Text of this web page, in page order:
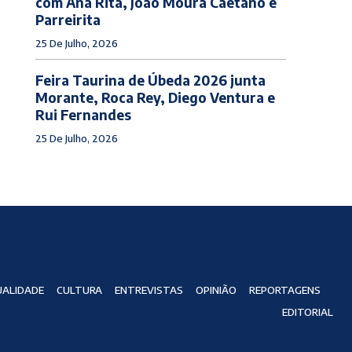
Parreirita
25 De Julho, 2026
Feira Taurina de Úbeda 2026 junta
Morante, Roca Rey, Diego Ventura e
Rui Fernandes
25 De Julho, 2026
CULTURA ENTREVISTAS OPINIÃO
REPORTAGENS
EDITORIAL